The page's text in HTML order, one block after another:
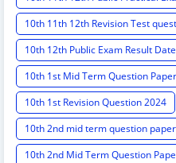
10th 11th 12th Revision Test
10th 12th Public Exam Result Date
10th 1st Mid Term Question Paper
10th 1st Revision Question 2024
10th 2nd mid term question paper
10th 2nd Mid Term Question